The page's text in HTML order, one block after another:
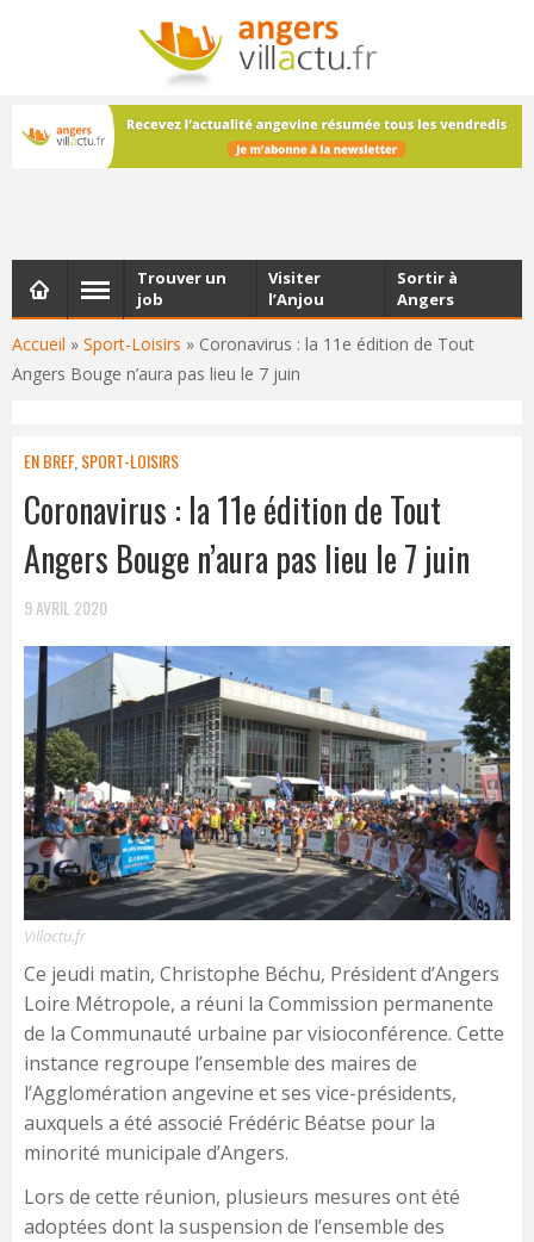
NEWSLETTER
Les dernières actualités d'Angers, chaque vendredi dans
votre boîte e-mail
Accueil » Sport-Loisirs » Coronavirus : la 11e édition de Tout
Angers Bouge n’aura pas lieu le 7 juin
Trouver un
job
Visiter
l’Anjou
Sortir à
Angers
EN BREF, SPORT-LOISIRS
Coronavirus : la 11e édition de Tout
Angers Bouge n’aura pas lieu le 7 juin
9 AVRIL 2020
Villactu.fr
Ce jeudi matin, Christophe Béchu, Président d’Angers
Loire Métropole, a réuni la Commission permanente
de la Communauté urbaine par visioconférence. Cette
instance regroupe l’ensemble des maires de
l’Agglomération angevine et ses vice-présidents,
auxquels a été associé Frédéric Béatse pour la
minorité municipale d’Angers.
Lors de cette réunion, plusieurs mesures ont été
adoptées dont la suspension de l’ensemble des